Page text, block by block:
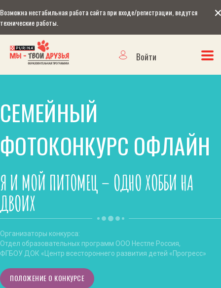
Возможна нестабильная работа сайта при входе/регистрации, ведутся
технические работы.
Войти
СЕМЕЙНЫЙ
ФОТОКОНКУРС ОФЛАЙН
Я И МОЙ ПИТОМЕЦ – ОДНО ХОББИ НА
ДВОИХ
Организаторы конкурса:
Отдел образовательных программ ООО Нестле Россия,
ФГБОУ ДОК «Центр всестороннего развития детей «Прогресс»
ПОЛОЖЕНИЕ О КОНКУРСЕ